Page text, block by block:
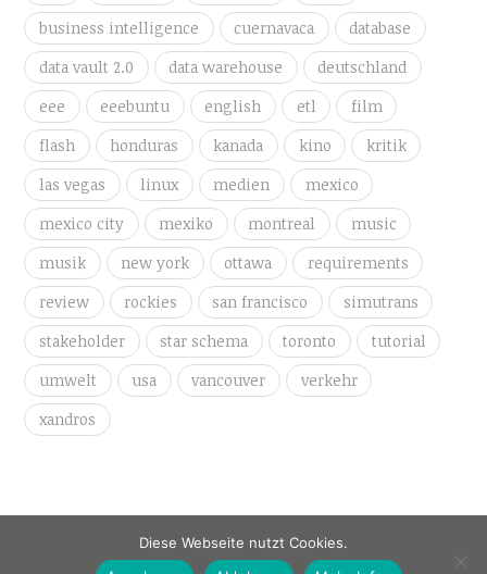
business intelligence
cuernavaca
database
data vault 2.0
data warehouse
deutschland
eee
eeebuntu english etl
film
flash
honduras kanada kino
kritik
las vegas
linux medien
mexico
mexico city
mexiko montreal
music
musik
new york ottawa
requirements
review
rockies san francisco
simutrans
stakeholder
star schema toronto
tutorial
umwelt
usa vancouver
verkehr
xandros
Diese Webseite nutzt Cookies.